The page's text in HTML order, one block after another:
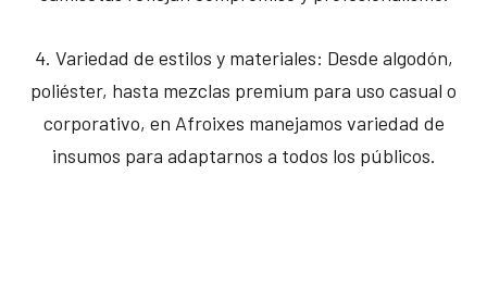
4. Variedad de estilos y materiales: Desde algodón,
poliéster, hasta mezclas premium para uso casual o
corporativo, en Afroixes manejamos variedad de
insumos para adaptarnos a todos los públicos.